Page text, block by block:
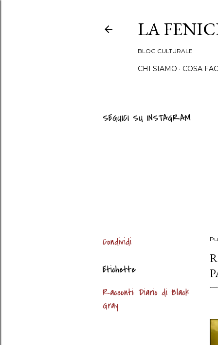
LA
BLOG CULTURALE
CHI SIAMO COSA
SEGUICI SU INSTAGRAM
Condividi
Etichette
Racconti: Diario di Black
Gray